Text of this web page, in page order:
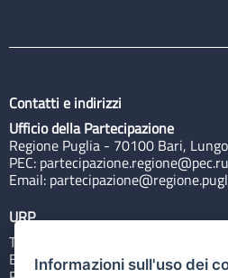
Contatti e indirizzi
Ufficio della Partecipazione
Regione Puglia - 70100 Bari,
PEC:
Email:
URP
Tel: 800713939
Email:quiregione@regione.puglia.it
Informazioni sull'uso dei